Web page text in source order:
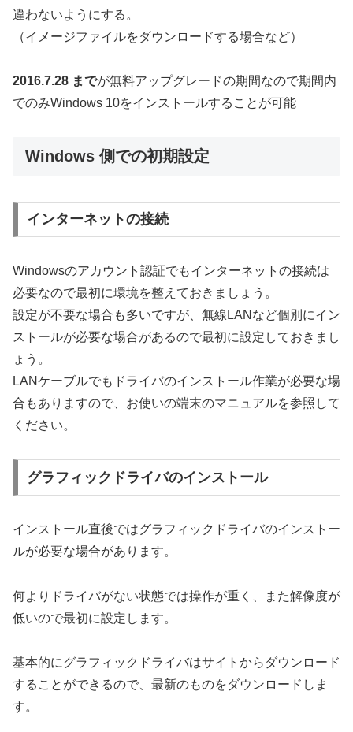
違わないようにする。
（イメージファイルをダウンロードする場合など）
2016.7.28 までが無料アップグレードの期間なので期間内
でのみWindows 10をインストールすることが可能
Windows 側での初期設定
インターネットの接続
Windowsのアカウント認証でもインターネットの接続は
必要なので最初に環境を整えておきましょう。
設定が不要な場合も多いですが、無線LANなど個別にイン
ストールが必要な場合があるので最初に設定しておきまし
ょう。
LANケーブルでもドライバのインストール作業が必要な場
合もありますので、お使いの端末のマニュアルを参照して
ください。
グラフィックドライバのインストール
インストール直後ではグラフィックドライバのインストー
ルが必要な場合があります。
何よりドライバがない状態では操作が重く、また解像度が
低いので最初に設定します。
基本的にグラフィックドライバはサイトからダウンロード
することができるので、最新のものをダウンロードしま
す。